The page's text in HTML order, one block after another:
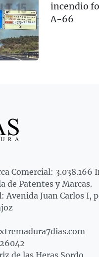
incendio
A-66
Comercial: 3.038.166
de Patentes y Marcas.
Avenida Juan Carlos I,
de las Heras Sordo